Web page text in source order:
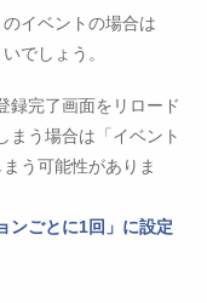
イベントの場合は
でしょう。
録完了画面をリロード
まう場合は「イベント
う可能性がありま
ンごとに1回」に設定